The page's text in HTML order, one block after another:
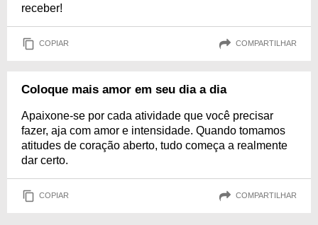
receber!
COPIAR COMPARTILHAR
Coloque mais amor em seu dia a dia
Apaixone-se por cada atividade que você precisar
fazer, aja com amor e intensidade. Quando tomamos
atitudes de coração aberto, tudo começa a realmente
dar certo.
COPIAR COMPARTILHAR